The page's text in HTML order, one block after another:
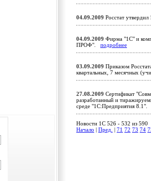
04.09.2009 Росстат
04.09.2009 Фирма "1С" и
ПРОФ". подробнее
03.09.2009 Приказом
квартальных, 7 месячных
27.08.2009 Сертификат
разработанный и
среде "1С:Предприятия 8.1".
Новости 1C 526 - 532 из 590
Начало
Пред. 71 72 73 74